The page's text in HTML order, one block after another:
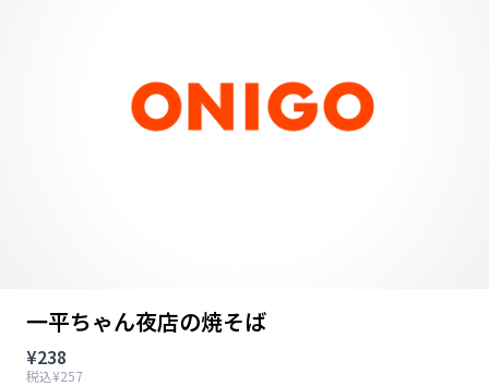
一平ちゃん夜店の焼そば
¥238
税込¥257